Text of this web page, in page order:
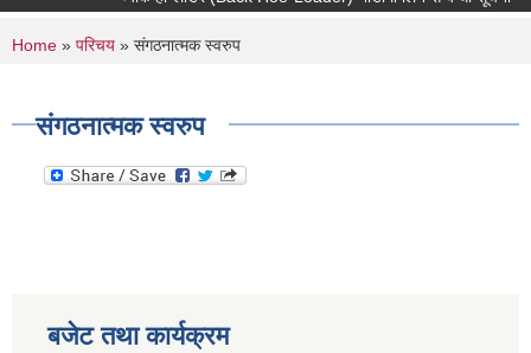
You are here
Home » परिचय » संगठनात्मक स्वरुप
संगठनात्मक स्वरुप
बजेट तथा कार्यक्रम